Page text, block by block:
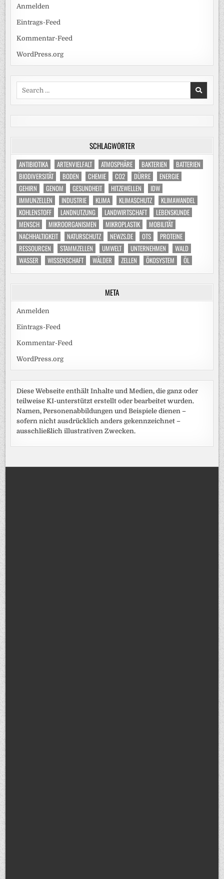
Anmelden
Eintrags-Feed
Kommentar-Feed
WordPress.org
Search
SCHLAGWÖRTER
ANTIBIOTIKA ARTENVIELFALT ATMOSPHÄRE BAKTERIEN
BATTERIEN
BIODIVERSITÄT
BODEN CHEMIE CO2 DÜRRE
ENERGIE
GEHIRN
GENOM GESUNDHEIT HITZEWELLEN
IDW
IMMUNZELLEN
INDUSTRIE KLIMA KLIMASCHUTZ
KLIMAWANDEL
KOHLENSTOFF
LANDNUTZUNG LANDWIRTSCHAFT
LEBENSKUNDE
MENSCH
MIKROORGANISMEN MIKROPLASTIK
MOBILITÄT
NACHHALTIGKEIT
NATURSCHUTZ NEWZS.DE OTS
PROTEINE
RESSOURCEN
STAMMZELLEN UMWELT UNTERNEHMEN
WALD
WASSER
WISSENSCHAFT WÄLDER ZELLEN ÖKOSYSTEM ÖL
META
Anmelden
Eintrags-Feed
Kommentar-Feed
WordPress.org
Diese Webseite enthält Inhalte und Medien, die ganz oder
teilweise KI-unterstützt erstellt oder bearbeitet wurden.
Namen, Personenabbildungen und Beispiele dienen –
sofern nicht ausdrücklich anders gekennzeichnet –
ausschließlich illustrativen Zwecken.